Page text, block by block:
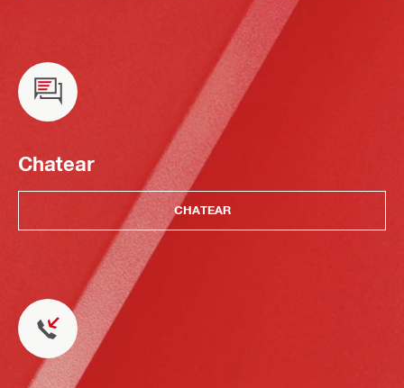
Chatear
CHATEAR